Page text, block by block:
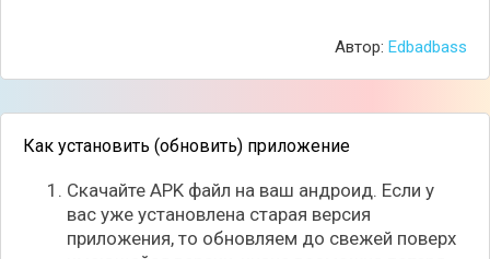
тому же, это приложение подходит дляАвтор: Edbadbass
Как установить (обновить) приложение
Скачайте APK файл на ваш андроид. Если у
вас уже установлена старая версия
приложения, то обновляем до свежей поверх